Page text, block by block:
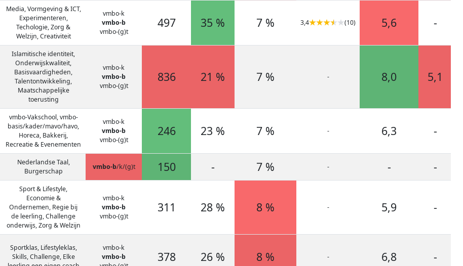
Media, Vormgeving & ICT,
Experimenteren,
Techologie, Zorg &
Welzijn, Creativiteit
vmbo-k
vmbo-b
vmbo-(g)t
497 35 % 7 % 3,4 (10) 5,6 -
Islamitische identiteit,
Onderwijskwaliteit,
Basisvaardigheden,
Talentontwikkeling,
Maatschappelijke
toerusting
vmbo-k
vmbo-b
vmbo-(g)t
836 21 % 7 % - 8,0 5,1
vmbo-Vakschool, vmbo-
basis/kader/mavo/havo,
Horeca, Bakkerij,
Recreatie & Evenementen
vmbo-k
vmbo-b
vmbo-(g)t
246 23 % 7 % - 6,3 -
Nederlandse Taal,
Burgerschap
vmbo-b/k/(g)t 150 - 7 % - - -
Sport & Lifestyle,
Economie &
Ondernemen, Regie bij
de leerling, Challenge
onderwijs, Zorg & Welzijn
vmbo-k
vmbo-b
vmbo-(g)t
311 28 % 8 % - 5,9 -
Sportklas, Lifestyleklas,
Skills, Challenge, Elke
vmbo-k
vmbo-b
378 26 % 8 % - 6,8 -